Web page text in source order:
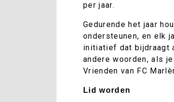
per jaar.
Gedurende het jaar
ondersteunen, en elk
initiatief dat bijdraagt
andere woorden, als
Vrienden van FC
Lid worden